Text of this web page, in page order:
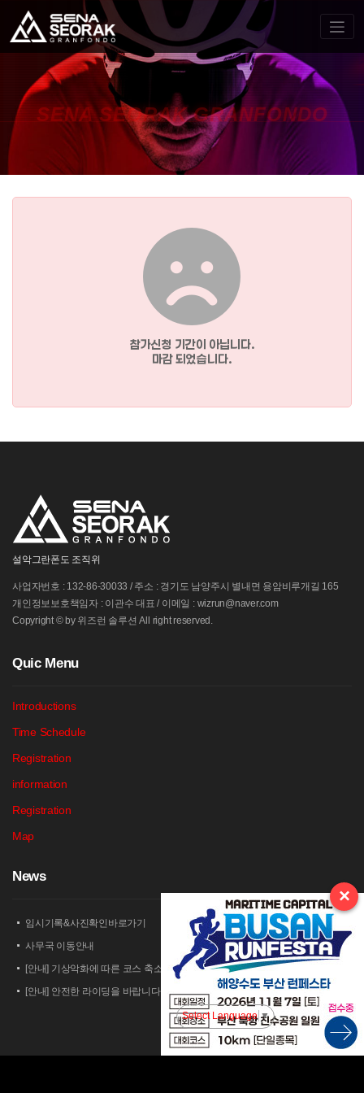
Select Language ▼
SENA SEORAK GRANFONDO
참가신청 기간이 아닙니다.
마감 되었습니다.
설악그란폰도 조직위
사업자번호 : 132-86-30033 / 주소 : 경기도 남양주시 별내면 용암비루개길 165
개인정보보호책임자 : 이관수 대표 / 이메일 : wizrun@naver.com
Copyright © by 위즈런 솔루션 All right reserved.
Quic Menu
Introductions
Time Schedule
Registration
information
Registration
Map
News
임시기록&사진확인바로가기
사무국 이동안내
[안내] 기상악화에 따른 코스 축소 운영 안내
[안내] 안전한 라이딩을 바랍니다
[안내] 상남 부녀회 김밥 단체주문 및 먹거리 부스 운영 안내
2026 세나 설악그란폰도 보험 가입 안내
×